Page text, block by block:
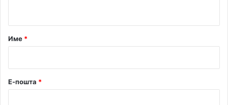
р
Име *
Е-пошта *